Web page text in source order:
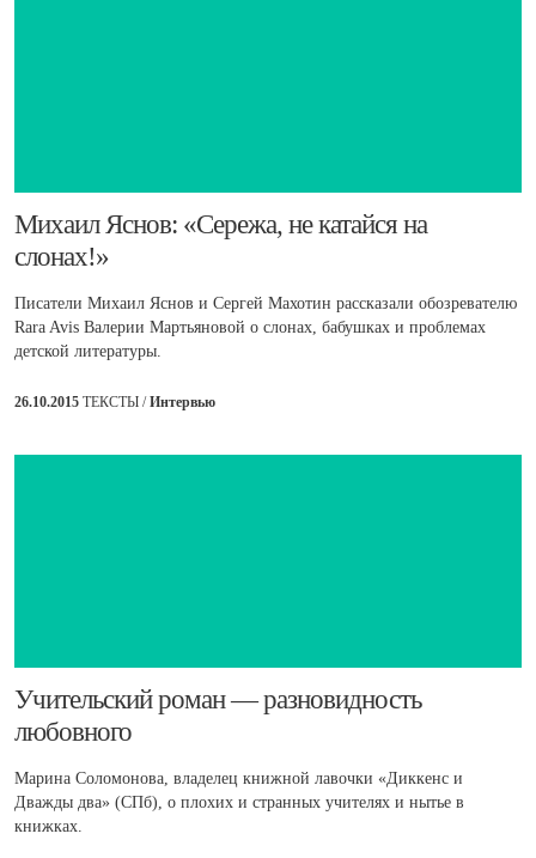
​Михаил Яснов: «Сережа, не катайся на
слонах!»
Писатели Михаил Яснов и Сергей Махотин рассказали обозревателю
Rara Avis Валерии Мартьяновой о слонах, бабушках и проблемах
детской литературы.
26.10.2015 ТЕКСТЫ /Интервью
​Учительский роман — разновидность
любовного
Марина Соломонова, владелец книжной лавочки «Диккенс и
Дважды два» (СПб), о плохих и странных учителях и нытье в
книжках.